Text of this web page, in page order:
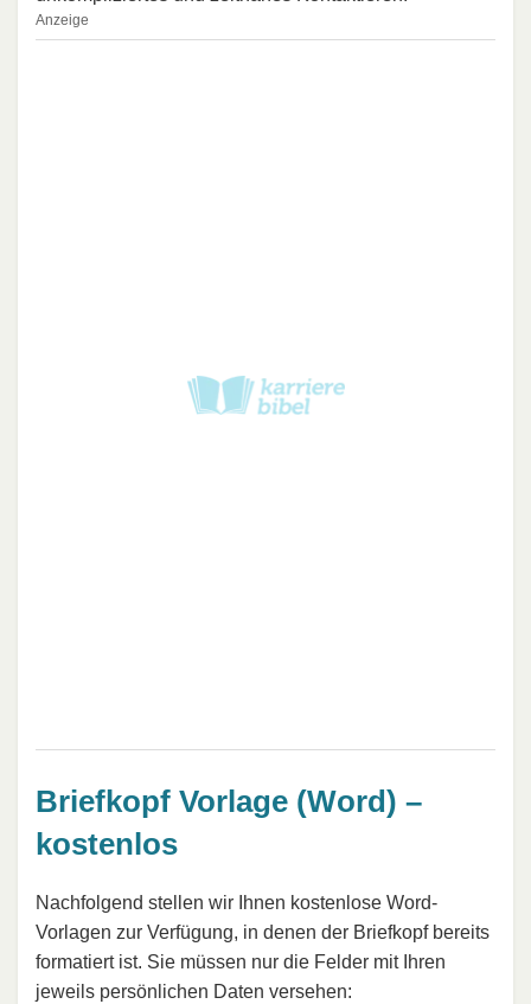
Anzeige
Briefkopf Vorlage (Word) –
kostenlos
Nachfolgend stellen wir Ihnen kostenlose Word-
Vorlagen zur Verfügung, in denen der Briefkopf bereits
formatiert ist. Sie müssen nur die Felder mit Ihren
jeweils persönlichen Daten versehen: